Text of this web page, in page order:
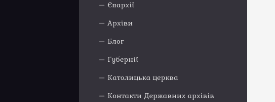
Єпархії
Архіви
Блог
Губернії
Католицька церква
Контакти Державних архівів